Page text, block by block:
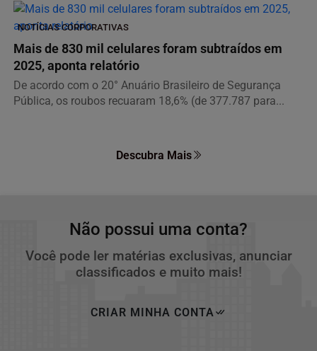
NOTÍCIAS CORPORATIVAS
Mais de 830 mil celulares foram subtraídos em
2025, aponta relatório
De acordo com o 20° Anuário Brasileiro de Segurança
Pública, os roubos recuaram 18,6% (de 377.787 para...
Descubra Mais
Não possui uma conta?
Você pode ler matérias exclusivas, anunciar
classificados e muito mais!
CRIAR MINHA CONTA